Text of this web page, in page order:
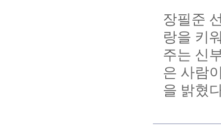
장필준
랑을 키
주는 신
은 사람
을 밝혔